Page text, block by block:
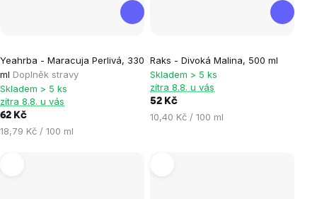
Yeahrba - Maracuja Perlivá, 330
ml Doplněk stravy
hodnocení
produktu
je
5,0
z
Skladem > 5 ks
zítra 8.8. u vás
62 Kč
Měrná
18,79 Kč / 100 ml
Raks - Divoká Malina, 500 ml
hodnocení
produktu
je
0,0
Skladem > 5 ks
zítra 8.8. u vás
52 Kč
Měrná
10,40 Kč / 100 ml